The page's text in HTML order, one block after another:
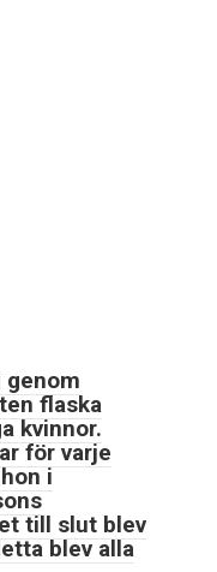
genom
flaska
kvinnor.
för varje
i
till slut blev
blev alla